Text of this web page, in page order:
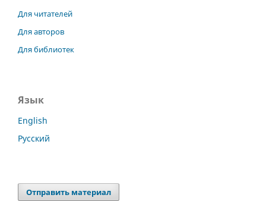
Для читателей
Для авторов
Для библиотек
Язык
English
Русский
Отправить материал